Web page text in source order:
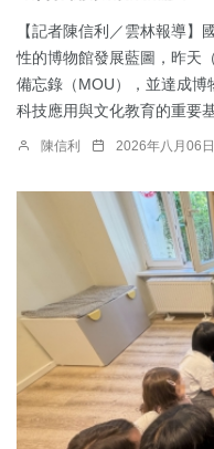
【記者陳信利／雲林報導
性的博物館發展藍圖，昨天
備忘錄（MOU），並達成博
科技應用與文化教育的重要基
陳信利 2026年八月06日